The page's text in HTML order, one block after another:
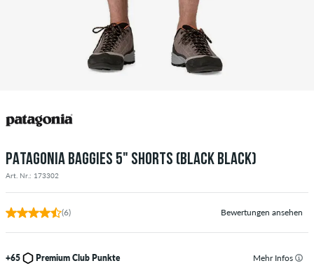
PATAGONIA BAGGIES 5" SHORTS (BLACK BLACK)
Art. Nr.: 173302
(6) Bewertungen ansehen
+65 Premium Club Punkte Mehr Infos